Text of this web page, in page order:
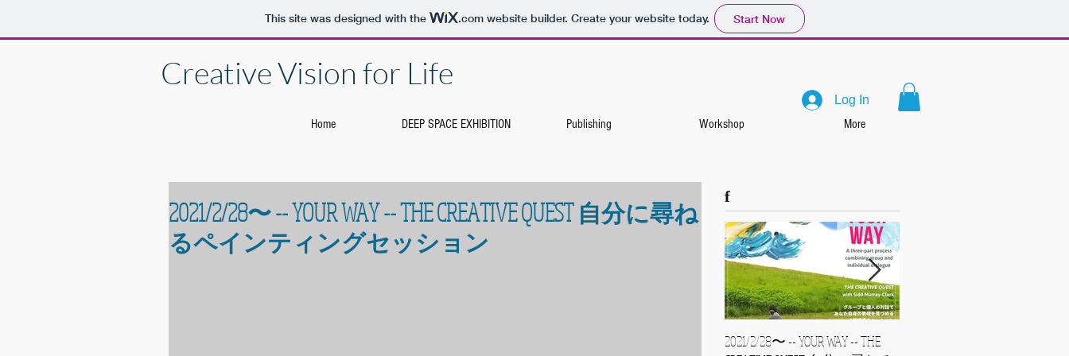
This site was designed with the .comwebsite builder. Create your website today. Start Now
Creative Vision for Life
Home DEEP SPACE EXHIBITION Publishing Workshop More
Log In
2021/2/28〜 -- YOUR WAY -- THE CREATIVE QUEST 自分に尋ね
るペインティングセッション
f
2021/2/28〜 -- YOUR WAY -- THE